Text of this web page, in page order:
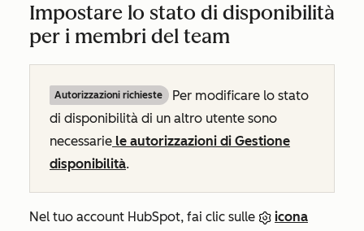
Impostare lo stato di disponibilità
per i membri del team
Autorizzazioni richieste
Per modificare lo stato
di disponibilità di un altro utente sono
necessarie le autorizzazioni di Gestione
disponibilità.
Nel tuo account HubSpot, fai clic sulle
icona